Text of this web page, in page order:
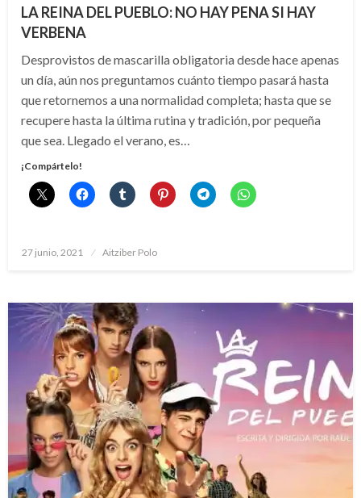
LA REINA DEL PUEBLO: NO HAY PENA SI HAY
VERBENA
Desprovistos de mascarilla obligatoria desde hace apenas
un día, aún nos preguntamos cuánto tiempo pasará hasta
que retornemos a una normalidad completa; hasta que se
recupere hasta la última rutina y tradición, por pequeña
que sea. Llegado el verano, es…
¡Compártelo!
Publicado
27 junio, 2021 Aitziber Polo